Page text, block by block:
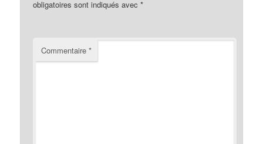
obligatoires sont indiqués avec*
Commentaire*